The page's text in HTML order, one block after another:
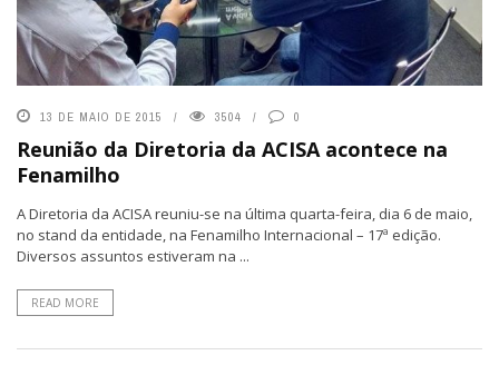
13 DE MAIO DE 2015 3504 0
Reunião da Diretoria da ACISA acontece na
Fenamilho
A Diretoria da ACISA reuniu-se na última quarta-feira, dia 6 de maio,
no stand da entidade, na Fenamilho Internacional – 17ª edição.
Diversos assuntos estiveram na ...
READ MORE